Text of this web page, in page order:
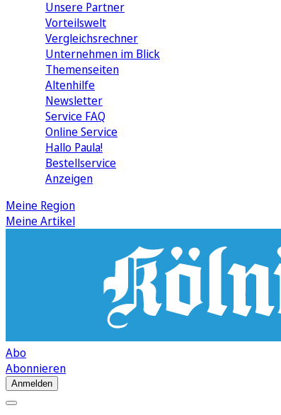
Unsere Partner
Vorteilswelt
Vergleichsrechner
Unternehmen im Blick
Themenseiten
Altenhilfe
Newsletter
Service FAQ
Online Service
Hallo Paula!
Bestellservice
Anzeigen
Meine Region
Meine Artikel
Abo
Abonnieren
Anmelden